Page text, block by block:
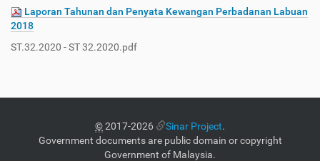
Laporan Tahunan dan Penyata Kewangan Perbadanan Labuan
2018
ST.32.2020 - ST 32.2020.pdf
©2017-2026 Sinar Project.
Government documents are public domain or copyright
Government of Malaysia.